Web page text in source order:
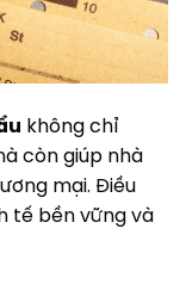
không chỉ
còn giúp nhà
mại. Điều
tế bền vững và